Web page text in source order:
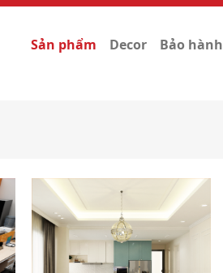
Sản phẩm Decor Bảo hành